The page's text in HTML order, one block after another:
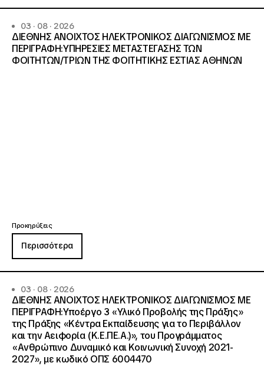
03 · 08 · 2026
ΔΙΕΘΝΗΣ ΑΝΟΙΧΤΟΣ ΗΛΕΚΤΡΟΝΙΚΟΣ ΔΙΑΓΩΝΙΣΜΟΣ ΜΕ
ΠΕΡΙΓΡΑΦΗ:ΥΠΗΡΕΣΙΕΣ METAΣΤΕΓΑΣΗΣ ΤΩΝ
ΦΟΙΤΗΤΩΝ/ΤΡΙΩΝ ΤΗΣ ΦΟΙΤΗΤΙΚΗΣ ΕΣΤΙΑΣ ΑΘΗΝΩΝ
Προκηρύξεις
Περισσότερα
03 · 08 · 2026
ΔΙΕΘΝΗΣ ΑΝΟΙΧΤΟΣ ΗΛΕΚΤΡΟΝΙΚΟΣ ΔΙΑΓΩΝΙΣΜΟΣ ΜΕ
ΠΕΡΙΓΡΑΦΗ:Υποέργο 3 «Υλικό Προβολής της Πράξης»
της Πράξης «Κέντρα Εκπαίδευσης για το Περιβάλλον
και την Αειφορία (Κ.Ε.ΠΕ.Α.)», του Προγράμματος
«Ανθρώπινο Δυναμικό και Κοινωνική Συνοχή 2021-
2027», με κωδικό ΟΠΣ 6004470